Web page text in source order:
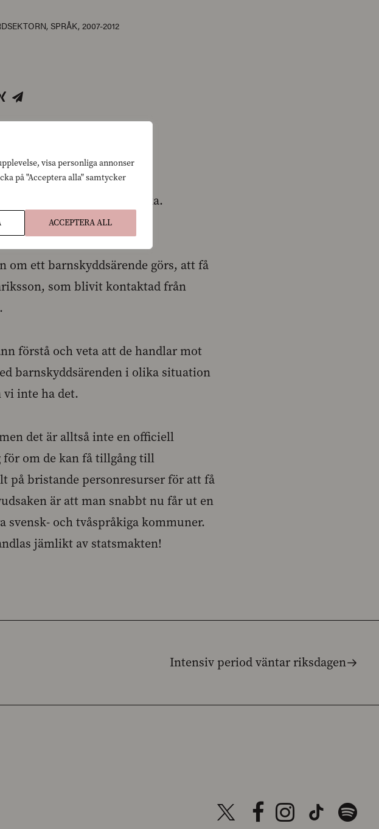
visa personliga annonser
på "Acceptera alla" samtycker
ACCEPTERA ALL
, SPRÅK, 2007-2012
sysslar med
att fås på svenska.
ett barnskyddsärende görs, att få
som blivit kontaktad från
förstå och veta att de handlar mot
barnskyddsärenden i olika situation
vi inte ha det.
det är alltså inte en officiell
för om de kan få tillgång till
på bristande personresurser för att få
är att man snabbt nu får ut en
och tvåspråkiga kommuner.
jämlikt av statsmakten!
Intensiv period väntar riksdagen